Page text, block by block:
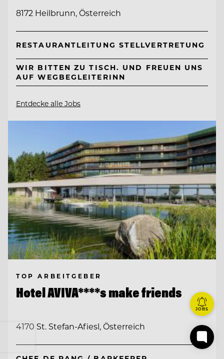
8172 Heilbrunn, Österreich
RESTAURANTLEITUNG STELLVERTRETUNG
WIR BITTEN ZU TISCH. UND FREUEN UNS
AUF WEGBEGLEITERINN
Entdecke alle Jobs
TOP ARBEITGEBER
Hotel AVIVA****s make friends
4170 St. Stefan-Afiesl, Österreich
JOBS